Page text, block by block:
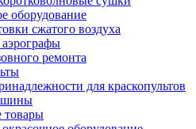
оборудование
сжатого воздуха
ремонта
для краскопультов
товары